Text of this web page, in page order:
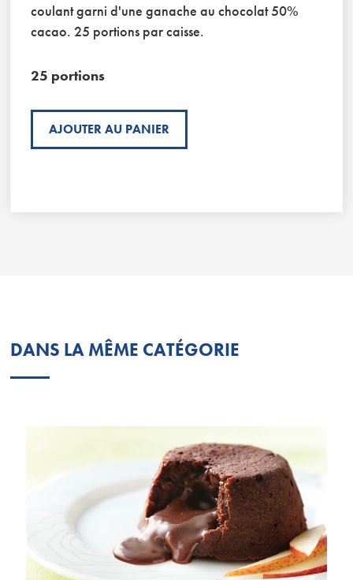
coulant garni d'une ganache au chocolat 50%
cacao. 25 portions par caisse.
25 portions
AJOUTER AU PANIER
DANS LA MÊME CATÉGORIE